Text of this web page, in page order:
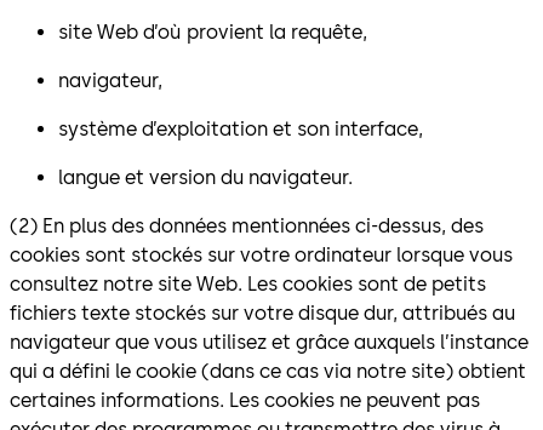
site Web d’où provient la requête,
navigateur,
système d’exploitation et son interface,
langue et version du navigateur.
(2) En plus des données mentionnées ci-dessus, des
cookies sont stockés sur votre ordinateur lorsque vous
consultez notre site Web. Les cookies sont de petits
fichiers texte stockés sur votre disque dur, attribués au
navigateur que vous utilisez et grâce auxquels l’instance
qui a défini le cookie (dans ce cas via notre site) obtient
certaines informations. Les cookies ne peuvent pas